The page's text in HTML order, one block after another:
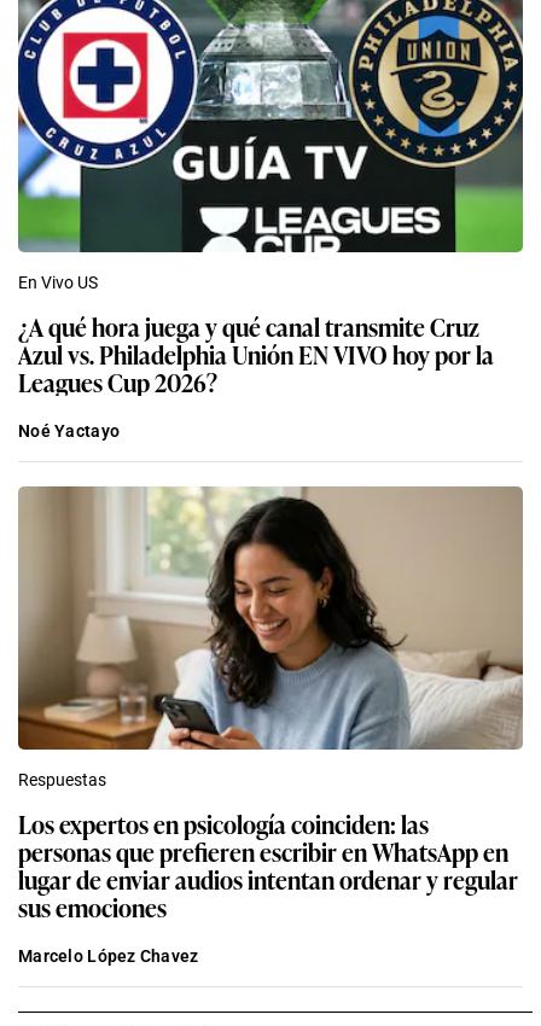
En Vivo US
¿A qué hora juega y qué canal transmite Cruz
Azul vs. Philadelphia Unión EN VIVO hoy por la
Leagues Cup 2026?
Noé Yactayo
Respuestas
Los expertos en psicología coinciden: las
personas que prefieren escribir en WhatsApp en
lugar de enviar audios intentan ordenar y regular
sus emociones
Marcelo López Chavez